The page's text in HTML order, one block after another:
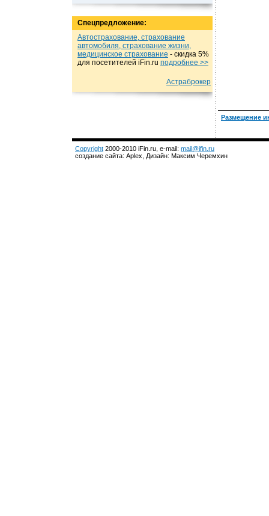
Спецпредложение:
Автострахование, страхование
автомобиля, страхование жизни,
медицинское страхование - cкидка 5%
для посетителей iFin.ru подробнеe >>
Астраброкер
Размещение
Copyright 2000-2010 iFin.ru, e-mail: mail@ifin.ru
создание сайта: Aplex, Дизайн: Максим Черемхин